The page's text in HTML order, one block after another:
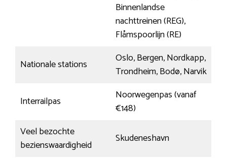
Binnenlandse
nachttreinen (REG),
Flåmspoorlijn (RE)
Nationale stations
Oslo, Bergen, Nordkapp,
Trondheim, Bodø, Narvik
Interrailpas
Noorwegenpas (vanaf
€148)
Veel bezochte
bezienswaardigheid
Skudeneshavn